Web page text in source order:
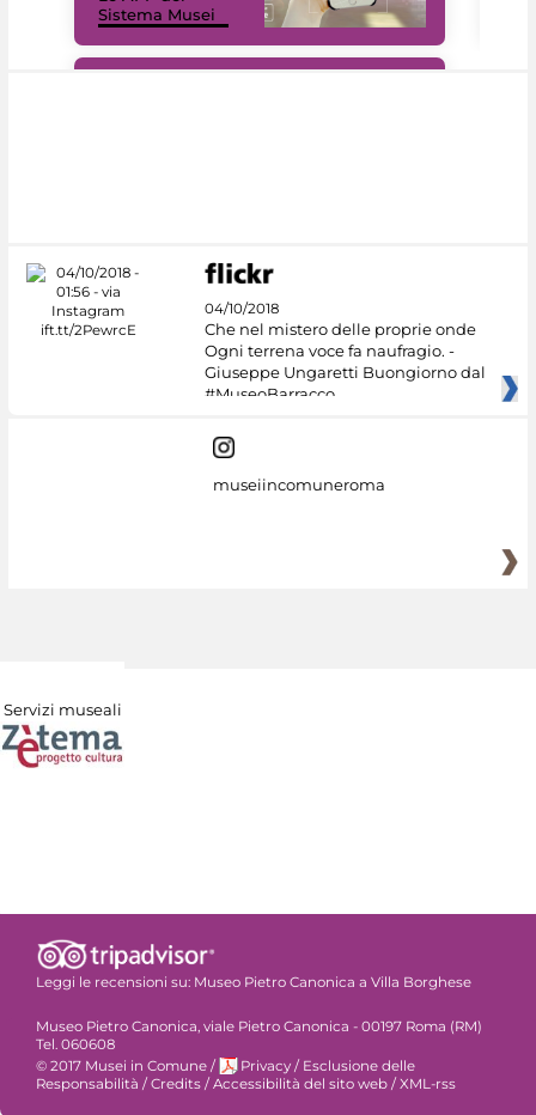
Sistema Musei
04/10/2018
Che nel mistero delle proprie onde
Ogni terrena voce fa naufragio. -
Giuseppe Ungaretti Buongiorno dal
#MuseoBarracco
museiincomuneroma
Servizi museali
Leggi le recensioni su: Museo Pietro Canonica a Villa Borghese
Museo Pietro Canonica, viale Pietro Canonica - 00197 Roma (RM)
Tel. 060608
© 2017 Musei in Comune / Privacy / Esclusione delle
Responsabilità / Credits / Accessibilità del sito web / XML-rss